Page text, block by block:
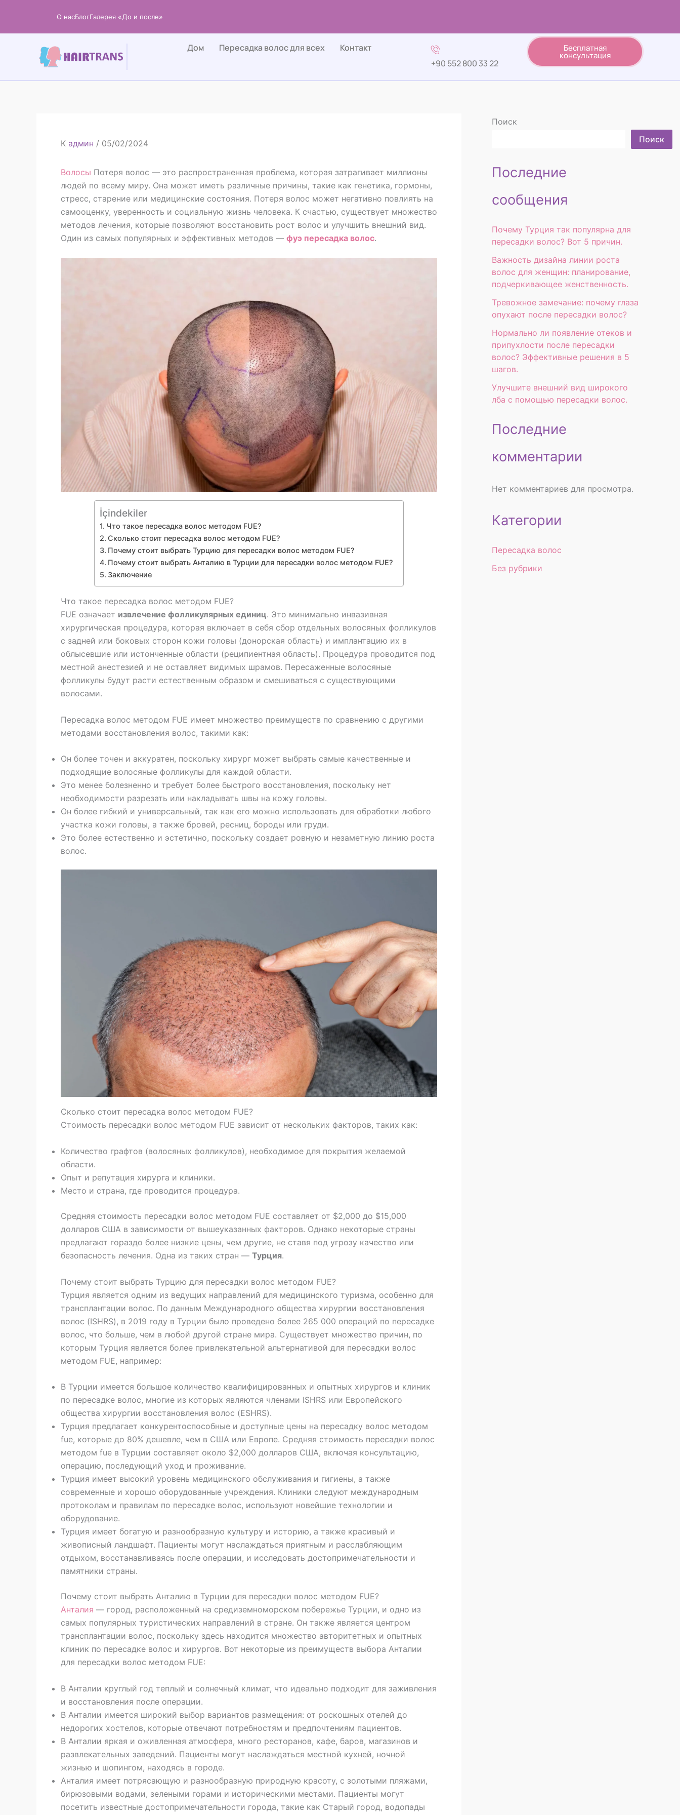
содержанию
О насБлогГалерея «До и после»
Дом Пересадка волос для всех
Контакт
+90 552 800 33 22
Бесплатная
консультация
К админ / 05/02/2024
Волосы Потеря волос — это распространенная проблема, которая затрагивает миллионы
людей по всему миру. Она может иметь различные причины, такие как генетика, гормоны,
стресс, старение или медицинские состояния. Потеря волос может негативно повлиять на
самооценку, уверенность и социальную жизнь человека. К счастью, существует множество
методов лечения, которые позволяют восстановить рост волос и улучшить внешний вид.
Один из самых популярных и эффективных методов — фуэ пересадка волос.
İçindekiler
Что такое пересадка волос методом FUE?
Сколько стоит пересадка волос методом FUE?
Почему стоит выбрать Турцию для пересадки волос методом FUE?
Почему стоит выбрать Анталию в Турции для пересадки волос методом FUE?
Заключение
Что такое пересадка волос методом FUE?
FUE означает извлечение фолликулярных единиц. Это минимально инвазивная
хирургическая процедура, которая включает в себя сбор отдельных волосяных фолликулов
с задней или боковых сторон кожи головы (донорская область) и имплантацию их в
облысевшие или истонченные области (реципиентная область). Процедура проводится под
местной анестезией и не оставляет видимых шрамов. Пересаженные волосяные
фолликулы будут расти естественным образом и смешиваться с существующими
волосами.
Пересадка волос методом FUE имеет множество преимуществ по сравнению с другими
методами восстановления волос, такими как:
Он более точен и аккуратен, поскольку хирург может выбрать самые качественные и
подходящие волосяные фолликулы для каждой области.
Это менее болезненно и требует более быстрого восстановления, поскольку нет
необходимости разрезать или накладывать швы на кожу головы.
Он более гибкий и универсальный, так как его можно использовать для обработки любого
участка кожи головы, а также бровей, ресниц, бороды или груди.
Это более естественно и эстетично, поскольку создает ровную и незаметную линию роста
волос.
Сколько стоит пересадка волос методом FUE?
Стоимость пересадки волос методом FUE зависит от нескольких факторов, таких как:
Количество графтов (волосяных фолликулов), необходимое для покрытия желаемой
области.
Опыт и репутация хирурга и клиники.
Место и страна, где проводится процедура.
Средняя стоимость пересадки волос методом FUE составляет от $2,000 до $15,000
долларов США в зависимости от вышеуказанных факторов. Однако некоторые страны
предлагают гораздо более низкие цены, чем другие, не ставя под угрозу качество или
безопасность лечения. Одна из таких стран — Турция.
Почему стоит выбрать Турцию для пересадки волос методом FUE?
Турция является одним из ведущих направлений для медицинского туризма, особенно для
трансплантации волос. По данным Международного общества хирургии восстановления
волос (ISHRS), в 2019 году в Турции было проведено более 265 000 операций по пересадке
волос, что больше, чем в любой другой стране мира. Существует множество причин, по
которым Турция является более привлекательной альтернативой для пересадки волос
методом FUE, например:
В Турции имеется большое количество квалифицированных и опытных хирургов и клиник
по пересадке волос, многие из которых являются членами ISHRS или Европейского
общества хирургии восстановления волос (ESHRS).
Турция предлагает конкурентоспособные и доступные цены на пересадку волос методом
fue, которые до 80% дешевле, чем в США или Европе. Средняя стоимость пересадки волос
методом fue в Турции составляет около $2,000 долларов США, включая консультацию,
операцию, последующий уход и проживание.
Турция имеет высокий уровень медицинского обслуживания и гигиены, а также
современные и хорошо оборудованные учреждения. Клиники следуют международным
протоколам и правилам по пересадке волос, используют новейшие технологии и
оборудование.
Турция имеет богатую и разнообразную культуру и историю, а также красивый и
живописный ландшафт. Пациенты могут наслаждаться приятным и расслабляющим
отдыхом, восстанавливаясь после операции, и исследовать достопримечательности и
памятники страны.
Почему стоит выбрать Анталию в Турции для пересадки волос методом FUE?
Анталия — город, расположенный на средиземноморском побережье Турции, и одно из
самых популярных туристических направлений в стране. Он также является центром
трансплантации волос, поскольку здесь находится множество авторитетных и опытных
клиник по пересадке волос и хирургов. Вот некоторые из преимуществ выбора Анталии
для пересадки волос методом FUE:
В Анталии круглый год теплый и солнечный климат, что идеально подходит для заживления
и восстановления после операции.
В Анталии имеется широкий выбор вариантов размещения: от роскошных отелей до
недорогих хостелов, которые отвечают потребностям и предпочтениям пациентов.
В Анталии яркая и оживленная атмосфера, много ресторанов, кафе, баров, магазинов и
развлекательных заведений. Пациенты могут наслаждаться местной кухней, ночной
жизнью и шопингом, находясь в городе.
Анталия имеет потрясающую и разнообразную природную красоту, с золотыми пляжами,
бирюзовыми водами, зелеными горами и историческими местами. Пациенты могут
посетить известные достопримечательности города, такие как Старый город, водопады
Поиск
Поиск
Последние
сообщения
Почему Турция так популярна для
пересадки волос? Вот 5 причин.
Важность дизайна линии роста
волос для женщин: планирование,
подчеркивающее женственность.
Тревожное замечание: почему глаза
опухают после пересадки волос?
Нормально ли появление отеков и
припухлости после пересадки
волос? Эффективные решения в 5
шагов.
Улучшите внешний вид широкого
лба с помощью пересадки волос.
Последние
комментарии
Нет комментариев для просмотра.
Категории
Пересадка волос
Без рубрики